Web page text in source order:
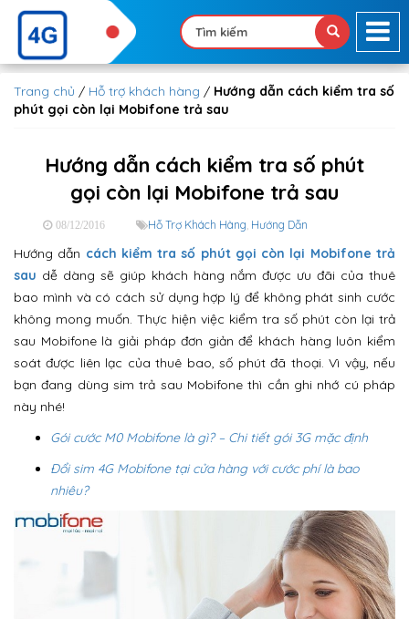
Trang chủ / Hỗ trợ khách hàng / Hướng dẫn cách kiểm tra số
phút gọi còn lại Mobifone trả sau
Hướng dẫn cách kiểm tra số phút
gọi còn lại Mobifone trả sau
08/12/2016 Hỗ Trợ Khách Hàng, Hướng Dẫn
Hướng dẫn cách kiểm tra số phút gọi còn lại Mobifone trả
sau dễ dàng sẽ giúp khách hàng nắm được ưu đãi của thuê
bao mình và có cách sử dụng hợp lý để không phát sinh cước
không mong muốn. Thực hiện việc kiểm tra số phút còn lại trả
sau Mobifone là giải pháp đơn giản để khách hàng luôn kiểm
soát được liên lạc của thuê bao, số phút đã thoại. Vì vậy, nếu
bạn đang dùng sim trả sau Mobifone thì cần ghi nhớ cú pháp
này nhé!
Gói cước M0 Mobifone là gì? – Chi tiết gói 3G mặc định
Đổi sim 4G Mobifone tại cửa hàng với cước phí là bao
nhiêu?